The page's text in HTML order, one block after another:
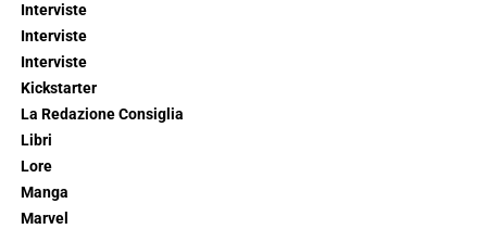
Interviste
Interviste
Interviste
Kickstarter
La Redazione Consiglia
Libri
Lore
Manga
Marvel